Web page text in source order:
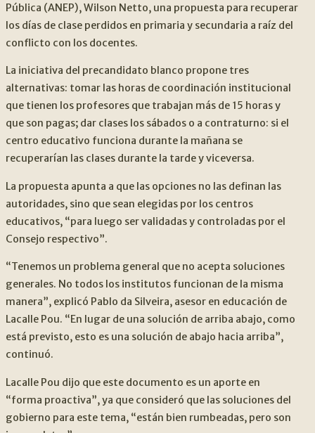
Pública (ANEP), Wilson Netto, una propuesta para recuperar
los días de clase perdidos en primaria y secundaria a raíz del
conflicto con los docentes.
La iniciativa del precandidato blanco propone tres
alternativas: tomar las horas de coordinación institucional
que tienen los profesores que trabajan más de 15 horas y
que son pagas; dar clases los sábados o a contraturno: si el
centro educativo funciona durante la mañana se
recuperarían las clases durante la tarde y viceversa.
La propuesta apunta a que las opciones no las definan las
autoridades, sino que sean elegidas por los centros
educativos, “para luego ser validadas y controladas por el
Consejo respectivo”.
“Tenemos un problema general que no acepta soluciones
generales. No todos los institutos funcionan de la misma
manera”, explicó Pablo da Silveira, asesor en educación de
Lacalle Pou. “En lugar de una solución de arriba abajo, como
está previsto, esto es una solución de abajo hacia arriba”,
continuó.
Lacalle Pou dijo que este documento es un aporte en
“forma proactiva”, ya que consideró que las soluciones del
gobierno para este tema, “están bien rumbeadas, pero son